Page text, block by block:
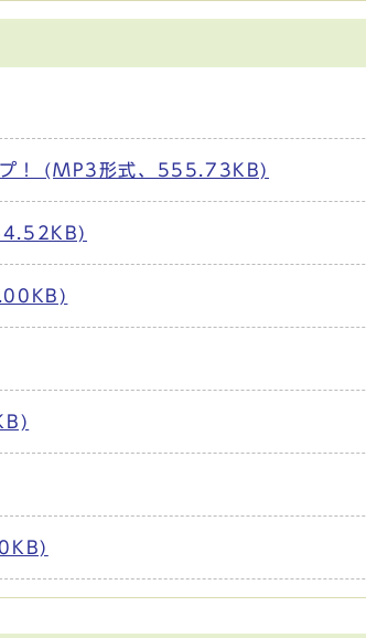
プ！ (MP3形式、555.73KB)